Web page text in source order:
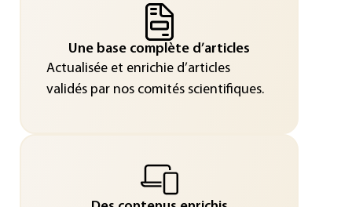
Une base complète d’articles
Actualisée et enrichie d’articles
validés par nos comités scientifiques.